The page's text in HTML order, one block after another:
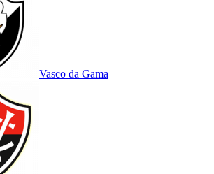
Vasco da Gama